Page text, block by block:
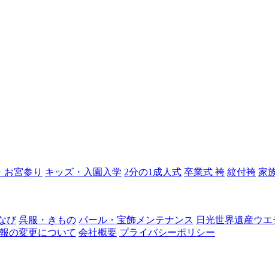
お宮参り キッズ・入園入学 2分の1成人式 卒業式 袴 紋付袴 家
び 呉服・きもの パール・宝飾メンテナンス 日光世界遺産ウ
の変更について 会社概要 プライバシーポリシー